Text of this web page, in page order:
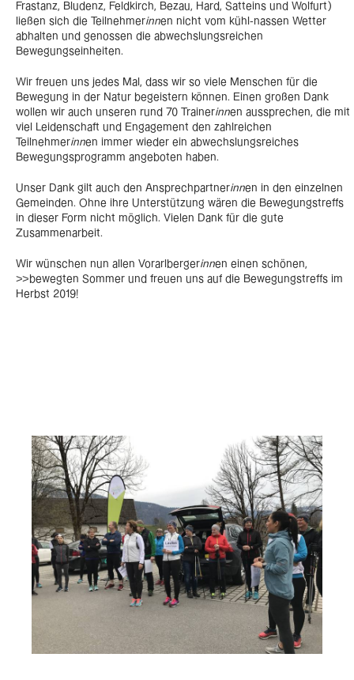
Frastanz, Bludenz, Feldkirch, Bezau, Hard, Satteins und Wolfurt)
ließen sich die Teilnehmerinnen nicht vom kühl-nassen Wetter
abhalten und genossen die abwechslungsreichen
Bewegungseinheiten.
Wir freuen uns jedes Mal, dass wir so viele Menschen für die
Bewegung in der Natur begeistern können. Einen großen Dank
wollen wir auch unseren rund 70 Trainerinnen aussprechen, die mit
viel Leidenschaft und Engagement den zahlreichen
Teilnehmerinnen immer wieder ein abwechslungsreiches
Bewegungsprogramm angeboten haben.
Unser Dank gilt auch den Ansprechpartnerinnen in den einzelnen
Gemeinden. Ohne ihre Unterstützung wären die Bewegungstreffs
in dieser Form nicht möglich. Vielen Dank für die gute
Zusammenarbeit.
Wir wünschen nun allen Vorarlbergerinnen einen schönen,
>>bewegten Sommer und freuen uns auf die Bewegungstreffs im
Herbst 2019!